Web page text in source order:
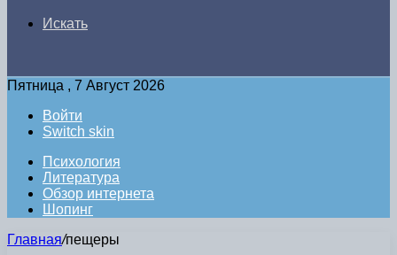
Искать
Пятница , 7 Август 2026
Войти
Switch skin
Психология
Литература
Обзор интернета
Шопинг
Главная/пещеры